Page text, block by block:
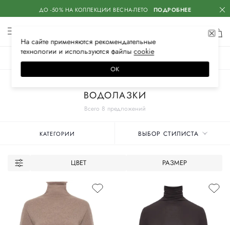
ДО -50% НА КОЛЛЕКЦИИ ВЕСНА-ЛЕТО ПОДРОБНЕЕ
Всего 8 предложений
ВОДОЛАЗКИ
КАТЕГОРИИ ВЫБОР СТИЛИСТА
ЦВЕТ РАЗМЕР
На сайте применяются рекомендательные
технологии и используются файлысооkiе
ОК